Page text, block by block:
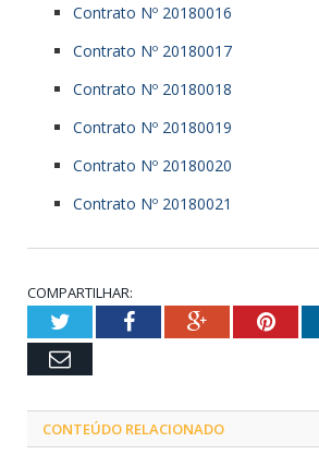
Contrato Nº 20180016
Contrato Nº 20180017
Contrato Nº 20180018
Contrato Nº 20180019
Contrato Nº 20180020
Contrato Nº 20180021
COMPARTILHAR:
TwitterFacebookGoogle+
Email
CONTEÚDO RELACIONADO